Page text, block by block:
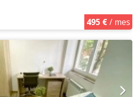
495 €/ mes